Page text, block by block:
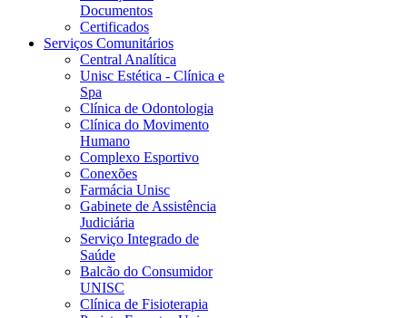
Documentos
Certificados
Serviços Comunitários
Central Analítica
Unisc Estética - Clínica e
Spa
Clínica de Odontologia
Clínica do Movimento
Humano
Complexo Esportivo
Conexões
Farmácia Unisc
Gabinete de Assistência
Judiciária
Serviço Integrado de
Saúde
Balcão do Consumidor
UNISC
Clínica de Fisioterapia